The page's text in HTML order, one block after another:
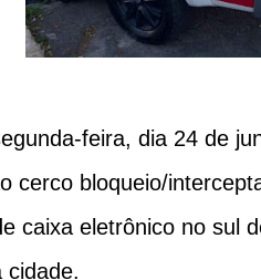
feira, dia 24 de
cerco bloqueio/
caixa eletrônico no sul
cidade.